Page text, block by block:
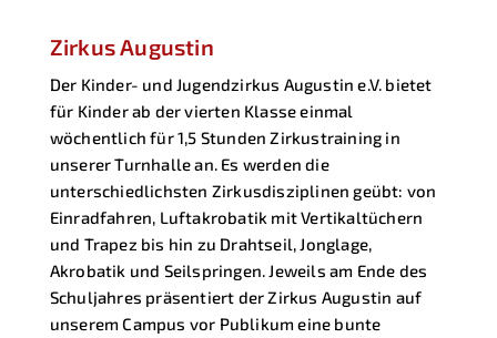
Zirkus Augustin
Der Kinder- und Jugendzirkus Augustin e.V. bietet
für Kinder ab der vierten Klasse einmal
wöchentlich für 1,5 Stunden Zirkustraining in
unserer Turnhalle an. Es werden die
unterschiedlichsten Zirkusdisziplinen geübt: von
Einradfahren, Luftakrobatik mit Vertikaltüchern
und Trapez bis hin zu Drahtseil, Jonglage,
Akrobatik und Seilspringen. Jeweils am Ende des
Schuljahres präsentiert der Zirkus Augustin auf
unserem Campus vor Publikum eine bunte